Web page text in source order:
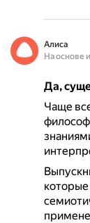
Алиса
На основе
Да,
Чаще